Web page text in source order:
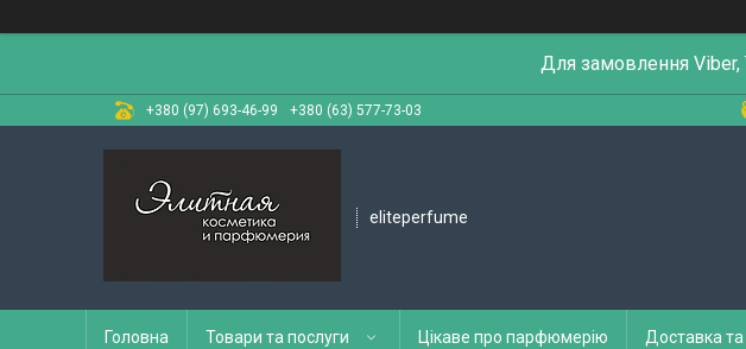
Для замовлення Viber,
+380 (97) 693-46-99 +380 (63) 577-73-03
eliteperfume
Головна Товари та послуги Цікаве про парфюмерію Доставка